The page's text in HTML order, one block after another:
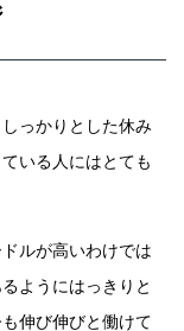
っかりとした休み
いる人にはとても
ルが高いわけでは
ようにはっきりと
伸び伸びと働けて